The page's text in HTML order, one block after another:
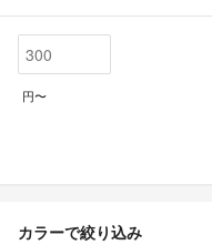
円〜
カラーで絞り込み